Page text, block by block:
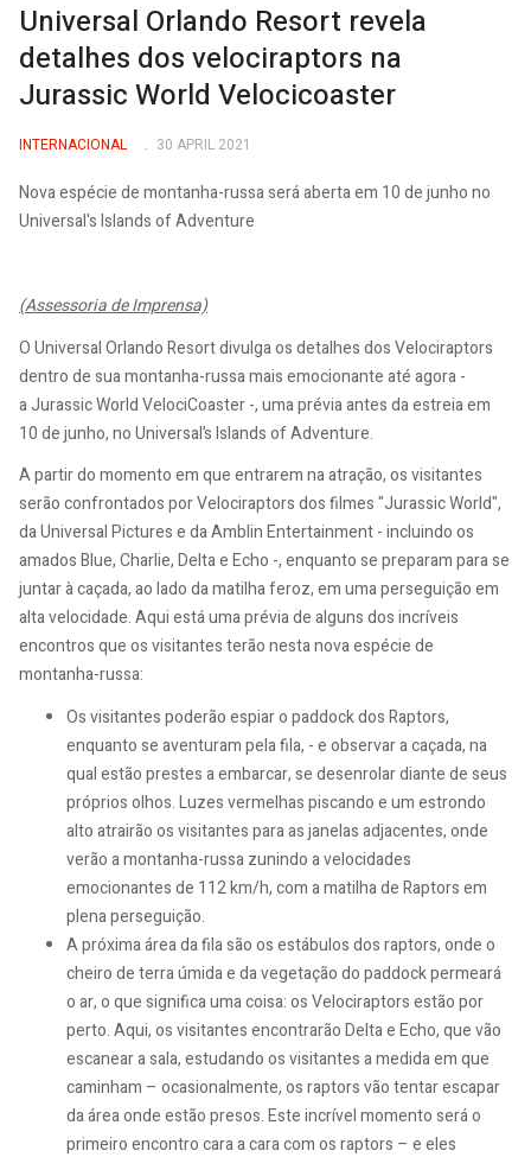
Universal Orlando Resort revela
detalhes dos velociraptors na
Jurassic World Velocicoaster
INTERNACIONAL 30 APRIL 2021
Nova espécie de montanha-russa será aberta em 10 de junho no
Universal's Islands of Adventure
(Assessoria de Imprensa)
O Universal Orlando Resort divulga os detalhes dos Velociraptors
dentro de sua montanha-russa mais emocionante até agora -
a Jurassic World VelociCoaster -, uma prévia antes da estreia em
10 de junho, no Universal’s Islands of Adventure.
A partir do momento em que entrarem na atração, os visitantes
serão confrontados por Velociraptors dos filmes "Jurassic World",
da Universal Pictures e da Amblin Entertainment - incluindo os
amados Blue, Charlie, Delta e Echo -, enquanto se preparam para se
juntar à caçada, ao lado da matilha feroz, em uma perseguição em
alta velocidade. Aqui está uma prévia de alguns dos incríveis
encontros que os visitantes terão nesta nova espécie de
montanha-russa:
Os visitantes poderão espiar o paddock dos Raptors,
enquanto se aventuram pela fila, - e observar a caçada, na
qual estão prestes a embarcar, se desenrolar diante de seus
próprios olhos. Luzes vermelhas piscando e um estrondo
alto atrairão os visitantes para as janelas adjacentes, onde
verão a montanha-russa zunindo a velocidades
emocionantes de 112 km/h, com a matilha de Raptors em
plena perseguição.
A próxima área da fila são os estábulos dos raptors, onde o
cheiro de terra úmida e da vegetação do paddock permeará
o ar, o que significa uma coisa: os Velociraptors estão por
perto. Aqui, os visitantes encontrarão Delta e Echo, que vão
escanear a sala, estudando os visitantes a medida em que
caminham – ocasionalmente, os raptors vão tentar escapar
da área onde estão presos. Este incrível momento será o
primeiro encontro cara a cara com os raptors – e eles